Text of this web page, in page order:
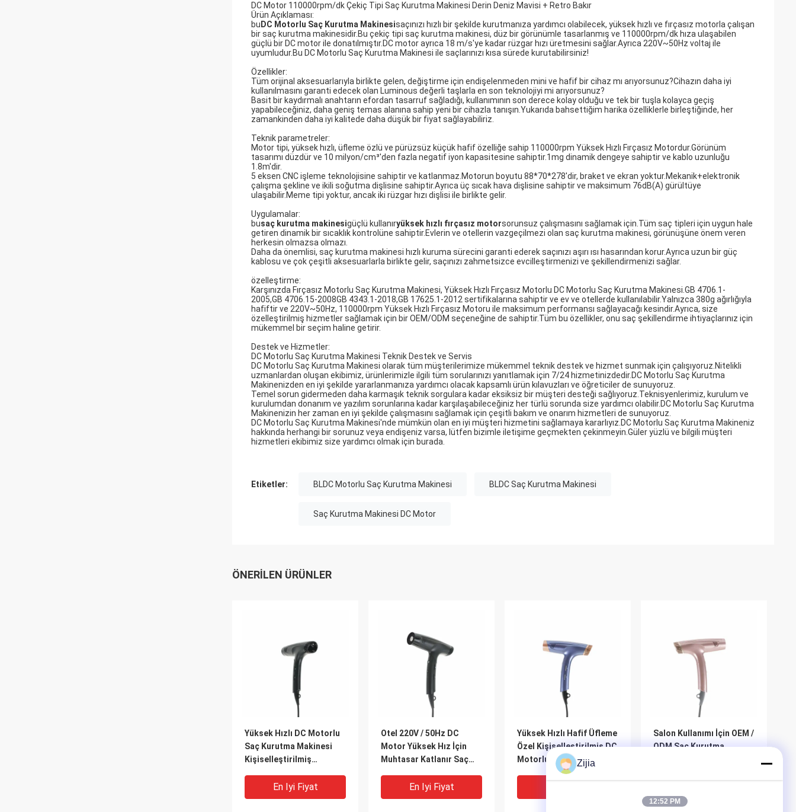
DC Motor 110000rpm/dk Çekiç Tipi Saç Kurutma Makinesi Derin Deniz Mavisi + Retro Bakır
Ürün Açıklaması:
bu DC Motorlu Saç Kurutma Makinesisaçınızı hızlı bir şekilde kurutmanıza yardımcı olabilecek, yüksek hızlı ve fırçasız motorla çalışan
bir saç kurutma makinesidir.Bu çekiç tipi saç kurutma makinesi, düz bir görünümle tasarlanmış ve 110000rpm/dk hıza ulaşabilen
güçlü bir DC motor ile donatılmıştır.DC motor ayrıca 18 m/s'ye kadar rüzgar hızı üretmesini sağlar.Ayrıca 220V~50Hz voltaj ile
uyumludur.Bu DC Motorlu Saç Kurutma Makinesi ile saçlarınızı kısa sürede kurutabilirsiniz!
Özellikler:
Tüm orijinal aksesuarlarıyla birlikte gelen, değiştirme için endişelenmeden mini ve hafif bir cihaz mı arıyorsunuz?Cihazın daha iyi
kullanılmasını garanti edecek olan Luminous değerli taşlarla en son teknolojiyi mi arıyorsunuz?
Basit bir kaydırmalı anahtarın efordan tasarruf sağladığı, kullanımının son derece kolay olduğu ve tek bir tuşla kolayca geçiş
yapabileceğiniz, daha geniş temas alanına sahip yeni bir cihazla tanışın.Yukarıda bahsettiğim harika özelliklerle birleştiğinde, her
zamankinden daha iyi kalitede daha düşük bir fiyat sağlayabiliriz.
Teknik parametreler:
Motor tipi, yüksek hızlı, üfleme özlü ve pürüzsüz küçük hafif özelliğe sahip 110000rpm Yüksek Hızlı Fırçasız Motordur.Görünüm
tasarımı düzdür ve 10 milyon/cm³'den fazla negatif iyon kapasitesine sahiptir.1mg dinamik dengeye sahiptir ve kablo uzunluğu
1.8m'dir.
5 eksen CNC işleme teknolojisine sahiptir ve katlanmaz.Motorun boyutu 88*70*278'dir, braket ve ekran yoktur.Mekanik+elektronik
çalışma şekline ve ikili soğutma dişlisine sahiptir.Ayrıca üç sıcak hava dişlisine sahiptir ve maksimum 76dB(A) gürültüye
ulaşabilir.Meme tipi yoktur, ancak iki rüzgar hızı dişlisi ile birlikte gelir.
Uygulamalar:
busaç kurutma makinesigüçlü kullanıryüksek hızlı fırçasız motorsorunsuz çalışmasını sağlamak için.Tüm saç tipleri için uygun hale
getiren dinamik bir sıcaklık kontrolüne sahiptir.Evlerin ve otellerin vazgeçilmezi olan saç kurutma makinesi, görünüşüne önem veren
herkesin olmazsa olmazı.
Daha da önemlisi, saç kurutma makinesi hızlı kuruma sürecini garanti ederek saçınızı aşırı ısı hasarından korur.Ayrıca uzun bir güç
kablosu ve çok çeşitli aksesuarlarla birlikte gelir, saçınızı zahmetsizce evcilleştirmenizi ve şekillendirmenizi sağlar.
özelleştirme:
Karşınızda Fırçasız Motorlu Saç Kurutma Makinesi, Yüksek Hızlı Fırçasız Motorlu DC Motorlu Saç Kurutma Makinesi.GB 4706.1-
2005,GB 4706.15-2008GB 4343.1-2018,GB 17625.1-2012 sertifikalarına sahiptir ve ev ve otellerde kullanılabilir.Yalnızca 380g ağırlığıyla
hafiftir ve 220V~50Hz, 110000rpm Yüksek Hızlı Fırçasız Motoru ile maksimum performansı sağlayacağı kesindir.Ayrıca, size
özelleştirilmiş hizmetler sağlamak için bir OEM/ODM seçeneğine de sahiptir.Tüm bu özellikler, onu saç şekillendirme ihtiyaçlarınız için
mükemmel bir seçim haline getirir.
Destek ve Hizmetler:
DC Motorlu Saç Kurutma Makinesi Teknik Destek ve Servis
DC Motorlu Saç Kurutma Makinesi olarak tüm müşterilerimize mükemmel teknik destek ve hizmet sunmak için çalışıyoruz.Nitelikli
uzmanlardan oluşan ekibimiz, ürünlerimizle ilgili tüm sorularınızı yanıtlamak için 7/24 hizmetinizdedir.DC Motorlu Saç Kurutma
Makinenizden en iyi şekilde yararlanmanıza yardımcı olacak kapsamlı ürün kılavuzları ve öğreticiler de sunuyoruz.
Temel sorun gidermeden daha karmaşık teknik sorgulara kadar eksiksiz bir müşteri desteği sağlıyoruz.Teknisyenlerimiz, kurulum ve
kurulumdan donanım ve yazılım sorunlarına kadar karşılaşabileceğiniz her türlü sorunda size yardımcı olabilir.DC Motorlu Saç Kurutma
Makinenizin her zaman en iyi şekilde çalışmasını sağlamak için çeşitli bakım ve onarım hizmetleri de sunuyoruz.
DC Motorlu Saç Kurutma Makinesi'nde mümkün olan en iyi müşteri hizmetini sağlamaya kararlıyız.DC Motorlu Saç Kurutma Makineniz
hakkında herhangi bir sorunuz veya endişeniz varsa, lütfen bizimle iletişime geçmekten çekinmeyin.Güler yüzlü ve bilgili müşteri
hizmetleri ekibimiz size yardımcı olmak için burada.
Etiketler: BLDC Motorlu Saç Kurutma Makinesi BLDC Saç Kurutma Makinesi
Saç Kurutma Makinesi DC Motor
ÖNERILEN ÜRÜNLER
Yüksek Hızlı DC Motorlu
Saç Kurutma Makinesi
Kişiselleştirilmiş
En Iyi Fiyat
Otel 220V / 50Hz DC
Motor Yüksek Hız İçin
Muhtasar Katlanır Saç
En Iyi Fiyat
Yüksek Hızlı Hafif Üfleme
Özel Kişiselleştirilmiş DC
Motorlu Saç Kurutma
Salon Kullanımı İçin OEM /
ODM Saç Kurutma
Zijia
12:52 PM